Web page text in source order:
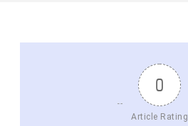
0
Article Rating